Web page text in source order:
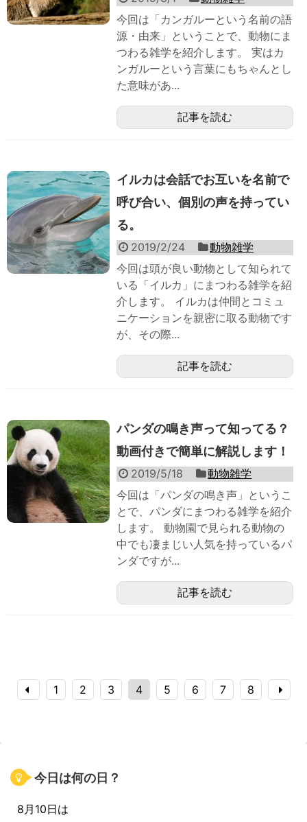
今回は「カンガルーという名前の語
源・由来」ということで、動物にま
つわる雑学を紹介します。 実はカ
ンガルーという言葉にもちゃんとし
た意味があ...
記事を読む
イルカは会話でお互いを名前で
呼び合い、個別の声を持ってい
る。
2019/2/24
動物雑学
今回は頭が良い動物として知られて
いる「イルカ」にまつわる雑学を紹
介します。 イルカは仲間とコミュ
ニケーションを親密に取る動物です
が、その際...
記事を読む
パンダの鳴き声って知ってる？
動画付きで簡単に解説します！
2019/5/18
動物雑学
今回は「パンダの鳴き声」というこ
とで、パンダにまつわる雑学を紹介
します。 動物園で見られる動物の
中でも凄まじい人気を持っているパ
ンダですが...
記事を読む
1 2 3 4 5 6 7 8
今日は何の日？
8月10日は